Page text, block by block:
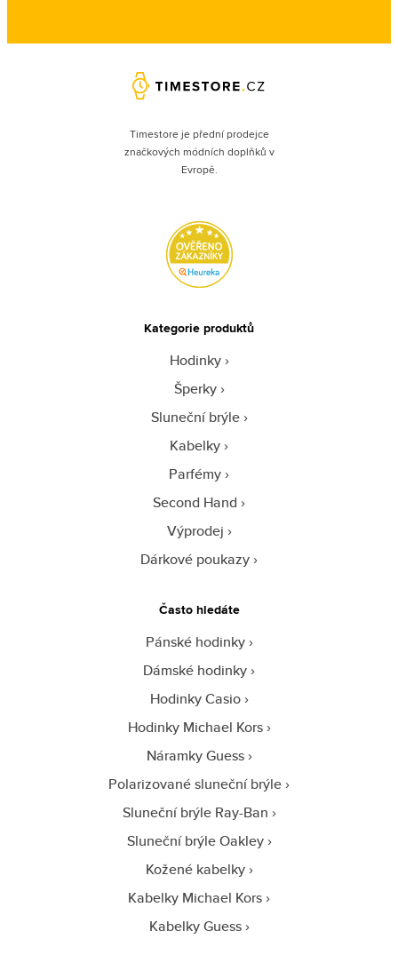
Timestore je přední prodejce
značkových módních doplňků v
Evropě.
Kategorie produktů
Hodinky
Šperky
Sluneční brýle
Kabelky
Parfémy
Second Hand
Výprodej
Dárkové poukazy
Často hledáte
Pánské hodinky
Dámské hodinky
Hodinky Casio
Hodinky Michael Kors
Náramky Guess
Polarizované sluneční brýle
Sluneční brýle Ray-Ban
Sluneční brýle Oakley
Kožené kabelky
Kabelky Michael Kors
Kabelky Guess